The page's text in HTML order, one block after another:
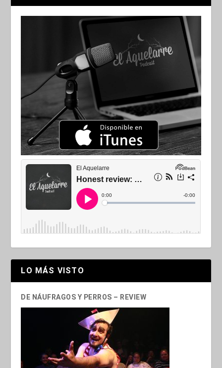
LO MÁS VISTO
DE NÁUFRAGOS Y PERROS – REVIEW